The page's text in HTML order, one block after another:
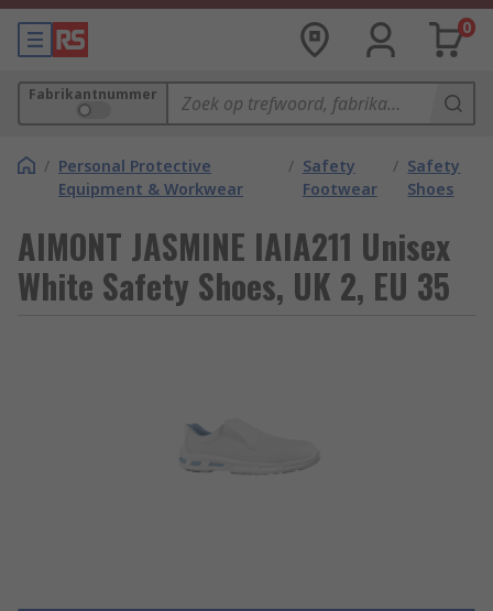
0
Fabrikantnummer
/ Personal Protective
Equipment & Workwear
/ Safety
Footwear
/ Safety
Shoes
AIMONT JASMINE IAIA211 Unisex
White Safety Shoes, UK 2, EU 35